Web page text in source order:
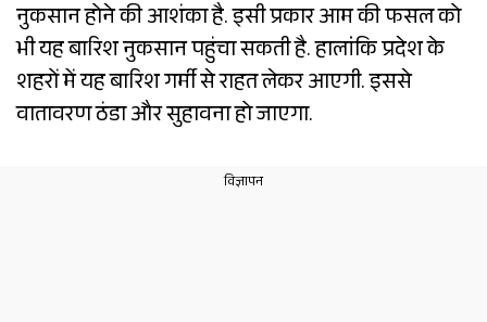
नुकसान होने की आशंका है. इसी प्रकार आम की फसल को
भी यह बारिश नुकसान पहुंचा सकती है. हालांकि प्रदेश के
शहरों में यह बारिश गर्मी से राहत लेकर आएगी. इससे
वातावरण ठंडा और सुहावना हो जाएगा.